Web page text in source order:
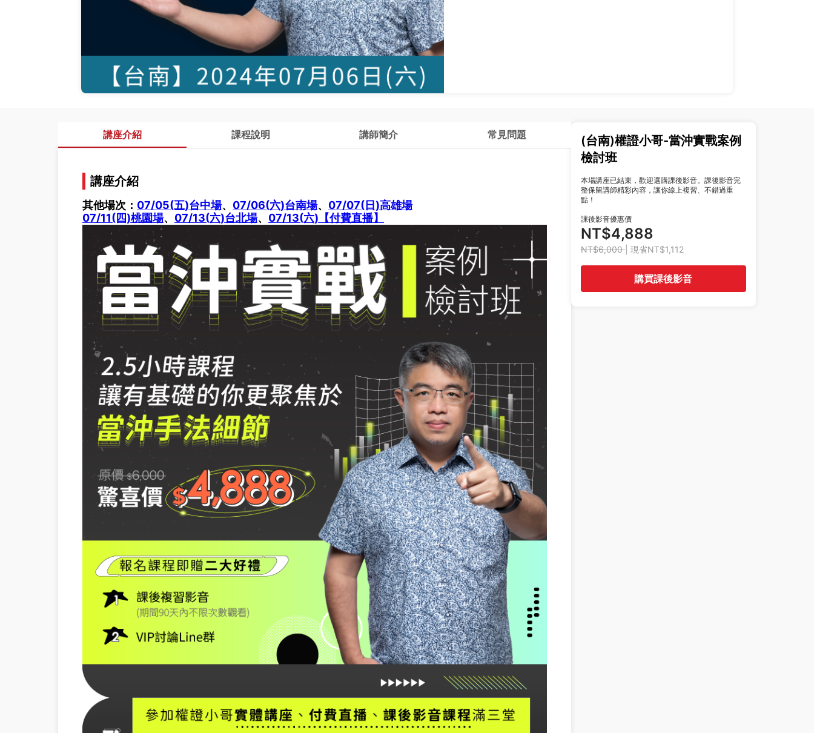
講座介紹 課程說明 講師簡介 常見問題
講座介紹
其他場次： 07/05(五)台中場、 07/06(六)台南場、 07/07(日)高雄場
07/11(四)桃園場、 07/13(六)台北場、 07/13(六)【付費直播】
(台南)權證小哥-當沖實戰案例
檢討班
本場講座已結束，歡迎選購課後影音。課後影音完
整保留講師精彩內容，讓你線上複習、不錯過重
點！
課後影音優惠價
NT$4,888
NT$6,000| 現省NT$1,112
購買課後影音